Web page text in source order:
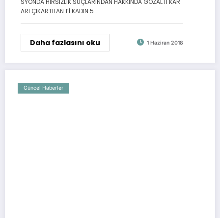
ARI ÇIKARTILAN 1’İ KADIN 5…
Daha fazlasını oku 1 Haziran 2018
Güncel Haberler